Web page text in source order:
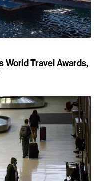
World Travel Awards,